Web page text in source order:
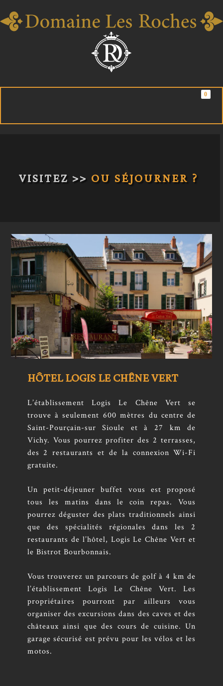
to
content
0
VISITEZ >> OU SÉJOURNER ?
HÔTEL LOGIS LE CHÊNE VERT
L’établissement Logis Le Chêne Vert se
trouve à seulement 600 mètres du centre de
Saint-Pourçain-sur Sioule et à 27 km de
Vichy. Vous pourrez profiter des 2 terrasses,
des 2 restaurants et de la connexion Wi-Fi
gratuite.
Un petit-déjeuner buffet vous est proposé
tous les matins dans le coin repas. Vous
pourrez déguster des plats traditionnels ainsi
que des spécialités régionales dans les 2
restaurants de l’hôtel, Logis Le Chêne Vert et
le Bistrot Bourbonnais.
Vous trouverez un parcours de golf à 4 km de
l’établissement Logis Le Chêne Vert. Les
propriétaires pourront par ailleurs vous
organiser des excursions dans des caves et des
châteaux ainsi que des cours de cuisine. Un
garage sécurisé est prévu pour les vélos et les
motos.